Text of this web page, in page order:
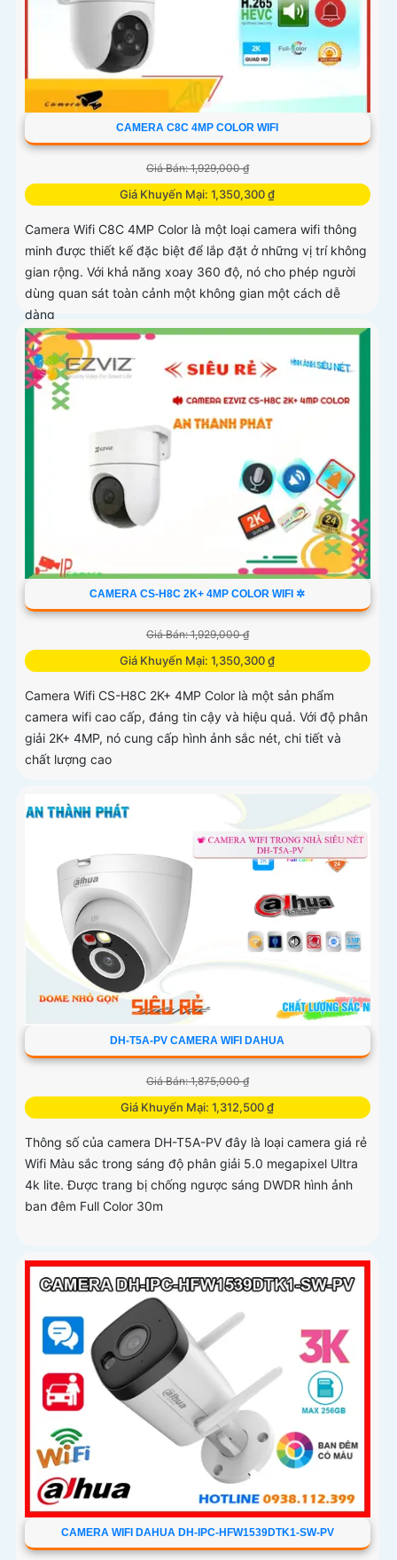
CAMERA C8C 4MP COLOR WIFI
Giá Bán: 1,929,000 ₫
Giá Khuyến Mại: 1,350,300 ₫
Camera Wifi C8C 4MP Color là một loại camera wifi thông
minh được thiết kế đặc biệt để lắp đặt ở những vị trí không
gian rộng. Với khả năng xoay 360 độ, nó cho phép người
dùng quan sát toàn cảnh một không gian một cách dễ
dàng
CAMERA CS-H8C 2K+ 4MP COLOR WIFI ✲
Giá Bán: 1,929,000 ₫
Giá Khuyến Mại: 1,350,300 ₫
Camera Wifi CS-H8C 2K+ 4MP Color là một sản phẩm
camera wifi cao cấp, đáng tin cậy và hiệu quả. Với độ phân
giải 2K+ 4MP, nó cung cấp hình ảnh sắc nét, chi tiết và
chất lượng cao
DH-T5A-PV CAMERA WIFI DAHUA
Giá Bán: 1,875,000 ₫
Giá Khuyến Mại: 1,312,500 ₫
Thông số của camera DH-T5A-PV đây là loại camera giá rẻ
Wifi Màu sắc trong sáng độ phân giải 5.0 megapixel Ultra
4k lite. Được trang bị chống ngược sáng DWDR hình ảnh
ban đêm Full Color 30m
CAMERA WIFI DAHUA DH-IPC-HFW1539DTK1-SW-PV